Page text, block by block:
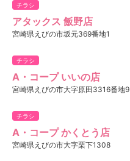
チラシ
アタックス 飯野店
宮崎県えびの市坂元369番地1
チラシ
A・コープ いいの店
宮崎県えびの市大字原田3316番地9
チラシ
A・コープ かくとう店
宮崎県えびの市大字栗下1308